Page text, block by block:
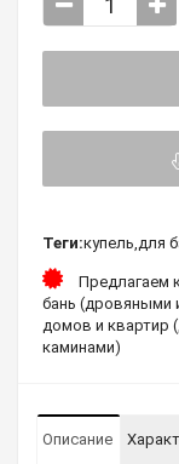
Теги:купель,для
Предлагаем
бань (дровяными
домов и квартир
каминами)
Описание